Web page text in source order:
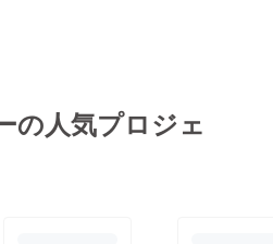
の人気プロジェ